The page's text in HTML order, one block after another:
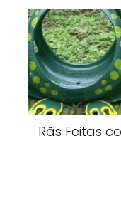
Rãs Feitas